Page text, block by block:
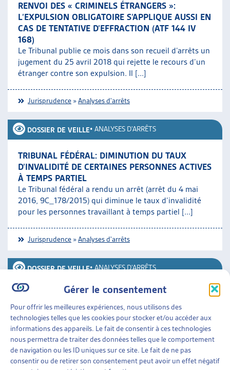
Gérer le consentement
Pour offrir les meilleures expériences, nous utilisons des
technologies telles que les cookies pour stocker et/ou accéder aux
informations des appareils. Le fait de consentir à ces technologies
nous permettra de traiter des données telles que le comportement
de navigation ou les ID uniques sur ce site. Le fait de ne pas
consentir ou de retirer son consentement peut avoir un effet négatif
RENVOI DES « CRIMINELS ÉTRANGERS »:
L’EXPULSION OBLIGATOIRE S’APPLIQUE AUSSI EN
CAS DE TENTATIVE D’EFFRACTION (ATF 144 IV
168)
Le Tribunal publie ce mois dans son recueil d’arrêts un
jugement du 25 avril 2018 qui rejette le recours d’un
étranger contre son expulsion. Il [...]
Jurisprudence »Analyses d'arrêts
DOSSIER DE VEILLE• ANALYSES D'ARRÊTS
TRIBUNAL FÉDÉRAL: DIMINUTION DU TAUX
D’INVALIDITÉ DE CERTAINES PERSONNES ACTIVES
À TEMPS PARTIEL
Le Tribunal fédéral a rendu un arrêt (arrêt du 4 mai
2016, 9C_178/2015) qui diminue le taux d’invalidité
pour les personnes travaillant à temps partiel [...]
Jurisprudence »Analyses d'arrêts
DOSSIER DE VEILLE•ANALYSES D'ARRÊTS
TAUX D’INVALIDITÉ DES PERSONNES
TRAVAILLANT À TEMPS PARTIEL : VIOLATION DE
LA CEDH
La Cour européenne des droits de l’homme a rendu un
arrêt de chambre (cela signifie que l’arrêt peut encore
faire l’objet d’un recours) concluant que [...]